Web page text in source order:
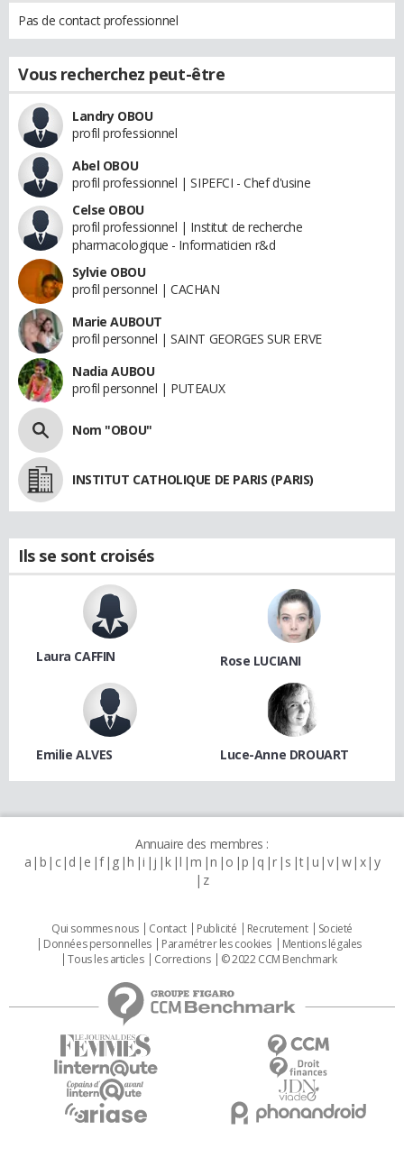
Pas de contact professionnel
Vous recherchez peut-être
Landry OBOU
profil professionnel
Abel OBOU
profil professionnel | SIPEFCI - Chef d'usine
Celse OBOU
profil professionnel | Institut de recherche
pharmacologique - Informaticien r&d
Sylvie OBOU
profil personnel | CACHAN
Marie AUBOUT
profil personnel | SAINT GEORGES SUR ERVE
Nadia AUBOU
profil personnel | PUTEAUX
Nom "OBOU"
INSTITUT CATHOLIQUE DE PARIS (PARIS)
Ils se sont croisés
Laura CAFFIN Rose LUCIANI
Emilie ALVES Luce-Anne DROUART
Annuaire des membres :
a b c d e f g h i j k l m n o p q r s t u v w x y
z
Qui sommes nous Contact Publicité Recrutement
Societé
Données personnelles
Paramétrer les cookies
Mentions légales
Tous les articles
Corrections © 2022 CCM Benchmark